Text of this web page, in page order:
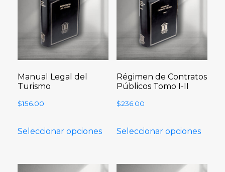
Manual Legal del
Turismo
$156.00
Seleccionar opciones
Régimen de Contratos
Públicos Tomo I-II
$236.00
Seleccionar opciones